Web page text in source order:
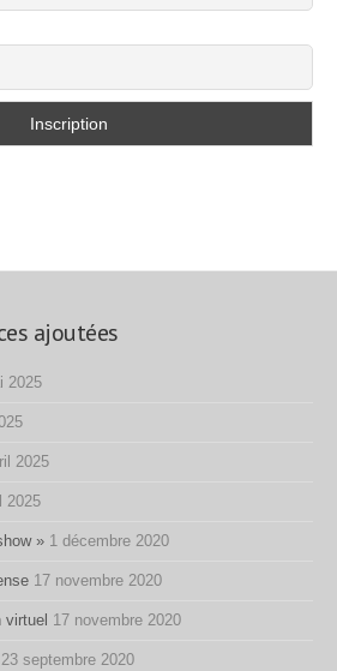
ajoutées
2025
2025
2025
» 1 décembre 2020
17 novembre 2020
virtuel 17 novembre 2020
23 septembre 2020